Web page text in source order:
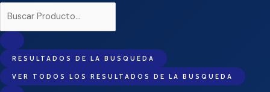
RESULTADOS DE LA BUSQUEDA
VER TODOS LOS RESULTADOS DE LA BUSQUEDA